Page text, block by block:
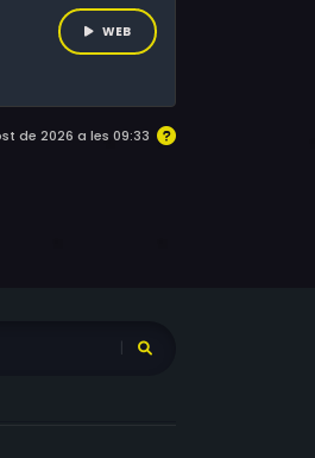
WEB
de 2026 a les 09:33